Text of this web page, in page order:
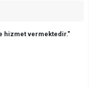
hizmet vermektedir."